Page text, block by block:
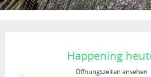
Happening
Öffnungszeiten ansehen